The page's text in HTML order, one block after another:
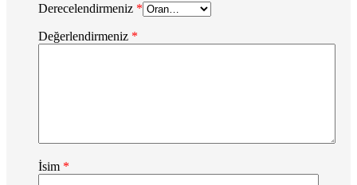
Derecelendirmeniz *
Değerlendirmeniz *
İsim *